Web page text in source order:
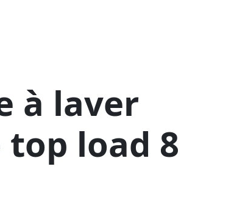
à laver
top load 8